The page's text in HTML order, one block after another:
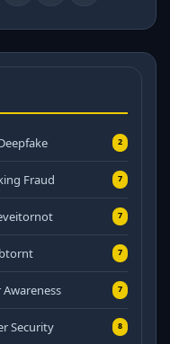
2
Fraud 7
7
btornt 7
Awareness 7
Security 8